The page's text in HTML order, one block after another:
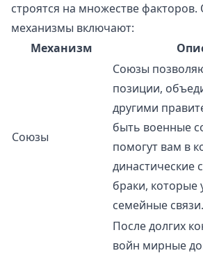
строятся на множестве
механизмы включают:
Механизм
Союзы
Союзы
позиции,
другими
быть военные
помогут вам в
династические
браки, которые
семейные связи.
После долгих
войн мирные